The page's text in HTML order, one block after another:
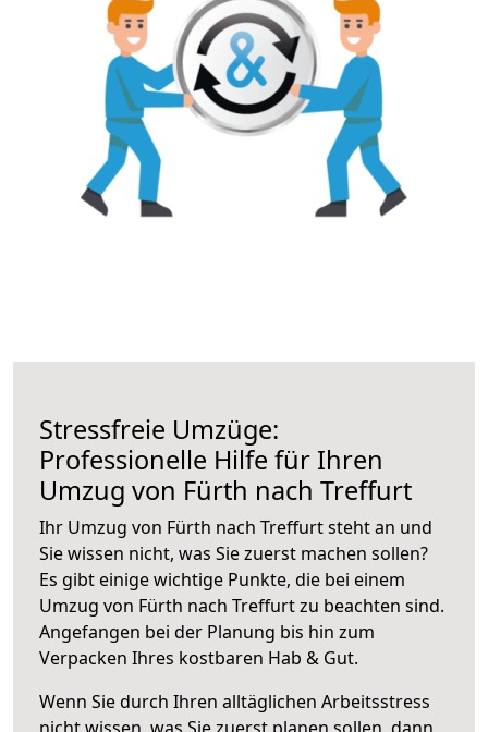
Stressfreie Umzüge:
Professionelle Hilfe für Ihren
Umzug von Fürth nach Treffurt
Ihr Umzug von Fürth nach Treffurt steht an und
Sie wissen nicht, was Sie zuerst machen sollen?
Es gibt einige wichtige Punkte, die bei einem
Umzug von Fürth nach Treffurt zu beachten sind.
Angefangen bei der Planung bis hin zum
Verpacken Ihres kostbaren Hab & Gut.
Wenn Sie durch Ihren alltäglichen Arbeitsstress